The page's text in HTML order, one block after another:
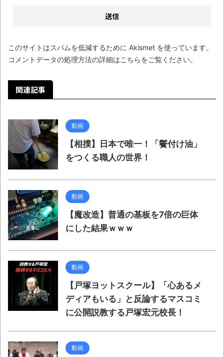
このサイトはスパムを低減するために Akismet を使っています。
コメントデータの処理方法の詳細はこちらをご覧ください。
関連記事
動画
【相撲】日本で唯一！「鬢付け油」
をつくる職人の世界！
動画
【魔改造】普通の基板を7倍の巨体
にした結果ｗｗｗ
動画
【戸塚ヨットスクール】「心あるメ
ディアもいる」と反論するマスコミ
に公開説教する戸塚宏元校長！
動画